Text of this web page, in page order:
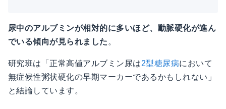
尿中のアルブミンが相対的に多いほど、動脈硬化が進ん
でいる傾向が見られました。
研究班は「正常高値アルブミン尿は2型糖尿病において
無症候性粥状硬化の早期マーカーであるかもしれない」
と結論しています。